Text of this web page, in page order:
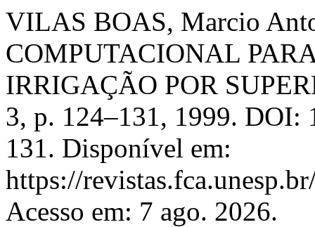
VILAS BOAS, Marcio
COMPUTACIONAL
IRRIGAÇÃO POR
3, p. 124–131, 1999. DOI:
131. Disponível em:
https://
Acesso em: 7 ago. 2026.